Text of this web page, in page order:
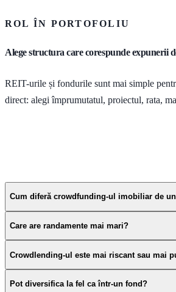
ROL ÎN PORTOFOLIU
Alege structura care corespunde expunerii
REIT-urile și fondurile sunt mai simple
direct: alegi împrumutatul, proiectul, rata,
Cum diferă crowdfunding-ul imobiliar de
Care are randamente mai mari?
Crowdlending-ul este mai riscant sau mai
Pot diversifica la fel ca într-un fond?